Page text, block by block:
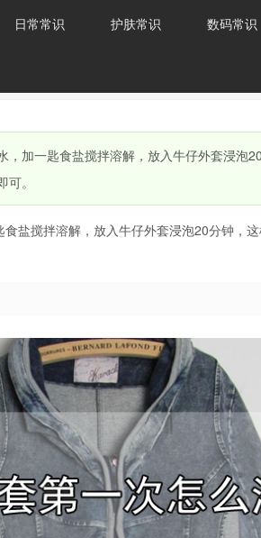
日常常识 护肤常识 数码常识
加一匙食盐搅拌溶解，放入牛仔外套浸泡
。
盐搅拌溶解，放入牛仔外套浸泡20分钟，